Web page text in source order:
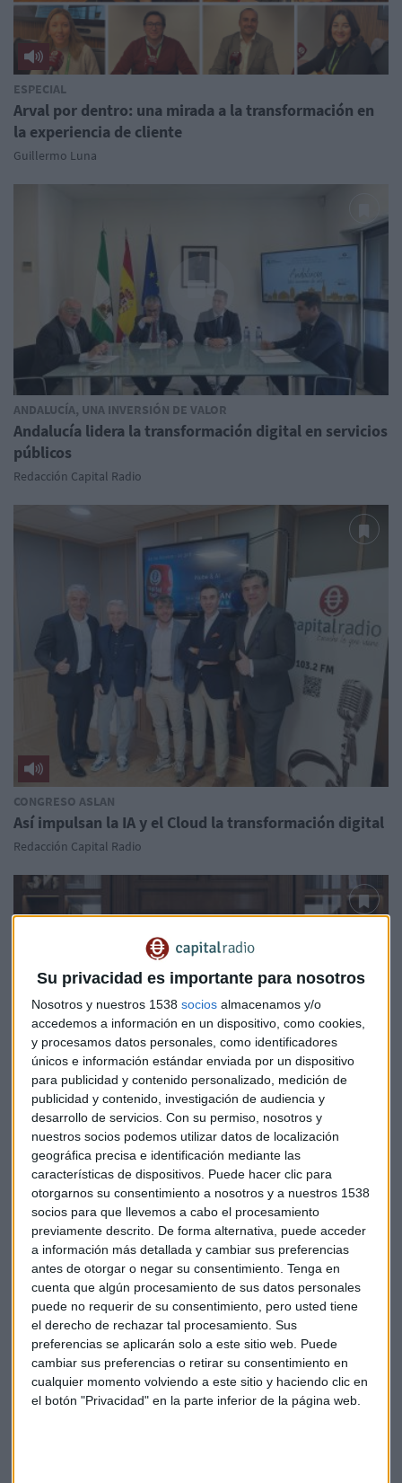
Su privacidad es importante para nosotros
Nosotros y nuestros 1538 socios almacenamos y/o
accedemos a información en un dispositivo, como cookies,
y procesamos datos personales, como identificadores
únicos e información estándar enviada por un dispositivo
para publicidad y contenido personalizado, medición de
publicidad y contenido, investigación de audiencia y
desarrollo de servicios. Con su permiso, nosotros y
nuestros socios podemos utilizar datos de localización
geográfica precisa e identificación mediante las
características de dispositivos. Puede hacer clic para
otorgarnos su consentimiento a nosotros y a nuestros 1538
socios para que llevemos a cabo el procesamiento
previamente descrito. De forma alternativa, puede acceder
a información más detallada y cambiar sus preferencias
antes de otorgar o negar su consentimiento. Tenga en
cuenta que algún procesamiento de sus datos personales
puede no requerir de su consentimiento, pero usted tiene
el derecho de rechazar tal procesamiento. Sus
preferencias se aplicarán solo a este sitio web. Puede
cambiar sus preferencias o retirar su consentimiento en
cualquier momento volviendo a este sitio y haciendo clic en
el botón "Privacidad" en la parte inferior de la página web.
ESPECIAL
Arval por dentro: una mirada a la transformación en
la experiencia de cliente
Guillermo Luna
ANDALUCÍA, UNA INVERSIÓN DE VALOR
Andalucía lidera la transformación digital en servicios
públicos
Redacción Capital Radio
CONGRESO ASLAN
Así impulsan la IA y el Cloud la transformación digital
Redacción Capital Radio
TECNOLOGÍA
LG Business Solutions lidera la transformación digital
Redacción Capital Radio
ENTREVISTA CAPITAL